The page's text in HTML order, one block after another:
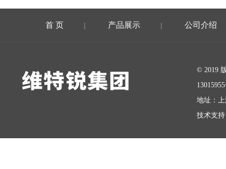
首 页 | 产品展示 | 公司介绍
© 2019
地址：
技术支